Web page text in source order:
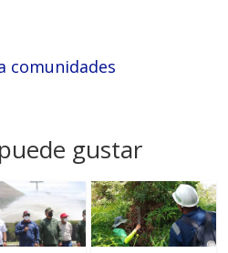
comunidades
gustar